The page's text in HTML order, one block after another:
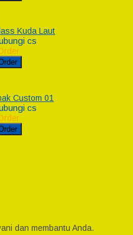
Kuda Laut
cs
Custom 01
cs
dan membantu Anda.